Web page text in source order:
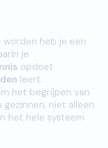
heb je een
je
opdoet
leert.
het begrijpen van
niet alleen
het hele systeem